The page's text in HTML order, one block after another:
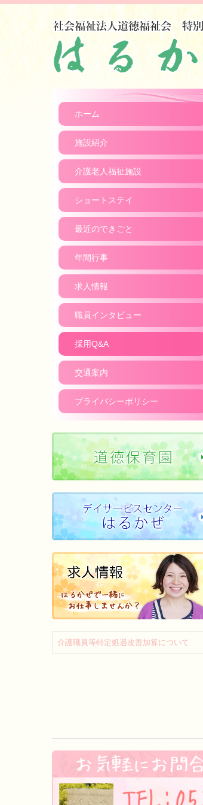
ホーム
施設紹介
介護老人福祉施設
ショートステイ
最近のできごと
年間行事
求人情報
職員インタビュー
採用Q&A
交通案内
プライバシーポリシー
介護職員等特定処遇改善加算について